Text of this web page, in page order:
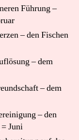
Führung –
– den Fischen
– dem
– dem
– den
Juni